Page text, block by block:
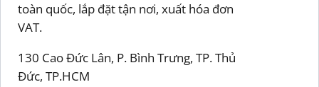
toàn quốc, lắp đặt tận nơi, xuất hóa đơn
VAT.
130 Cao Đức Lân, P. Bình Trưng, TP. Thủ
Đức, TP.HCM